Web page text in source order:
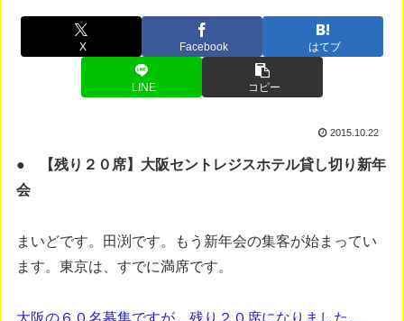
X Facebook はてブ
LINE コピー
2015.10.22
● 【残り２０席】大阪セントレジスホテル貸し切り新年
会
まいどです。田渕です。もう新年会の集客が始まってい
ます。東京は、すでに満席です。
大阪の６０名募集ですが、残り２０席になりました。